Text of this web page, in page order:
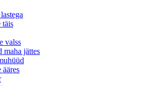
täis
valss
maha jättes
ääres